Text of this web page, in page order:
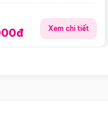
Xem chi tiết